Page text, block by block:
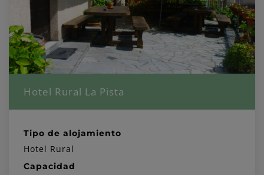
Hotel Rural La Pista
Tipo de alojamiento
Hotel Rural
Capacidad